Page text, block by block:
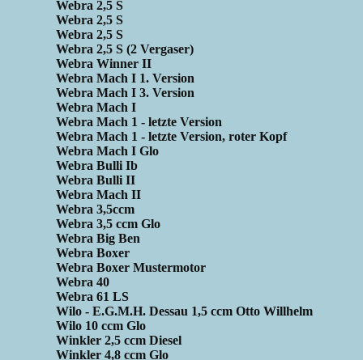
Webra 2,5 S
Webra 2,5 S
Webra 2,5 S
Webra 2,5 S (2 Vergaser)
Webra Winner II
Webra Mach I 1. Version
Webra Mach I 3. Version
Webra Mach I
Webra Mach 1 - letzte Version
Webra Mach 1 - letzte Version, roter Kopf
Webra Mach I Glo
Webra Bulli Ib
Webra Bulli II
Webra Mach II
Webra 3,5ccm
Webra 3,5 ccm Glo
Webra Big Ben
Webra Boxer
Webra Boxer Mustermotor
Webra 40
Webra 61 LS
Wilo - E.G.M.H. Dessau 1,5 ccm Otto Willhelm
Wilo 10 ccm Glo
Winkler 2,5 ccm Diesel
Winkler 4,8 ccm Glo